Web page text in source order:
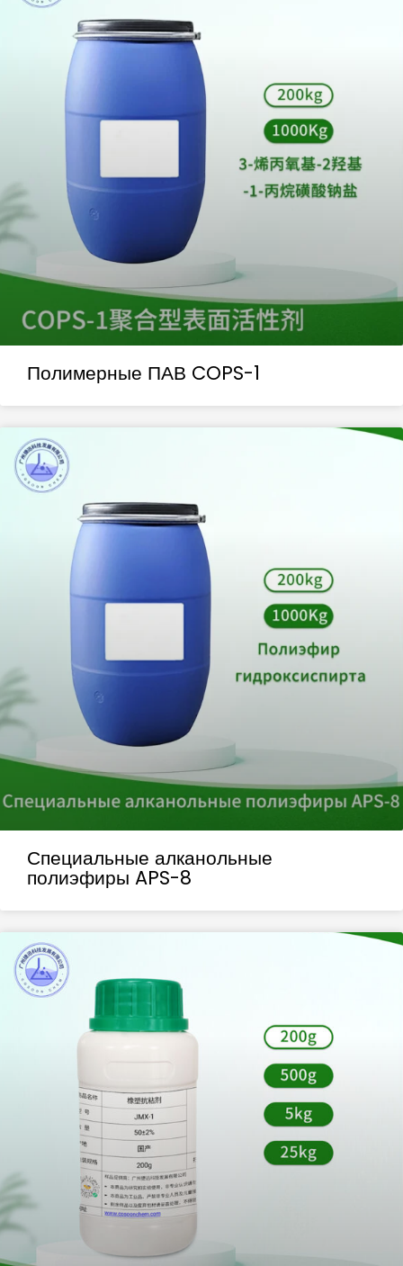
Полимерные ПАВ COPS-1
Специальные алканольные
полиэфиры APS-8